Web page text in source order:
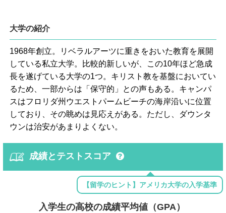
大学の紹介
1968年創立。リベラルアーツに重きをおいた教育を展開
している私立大学。比較的新しいが、この10年ほど急成
長を遂げている大学の1つ。キリスト教を基盤においてい
るため、一部からは「保守的」との声もある。キャンパ
スはフロリダ州ウエストパームビーチの海岸沿いに位置
しており、その眺めは見応えがある。ただし、ダウンタ
ウンは治安があまりよくない。
成績とテストスコア
【留学のヒント】アメリカ大学の入学基準
入学生の高校の成績平均値（GPA）